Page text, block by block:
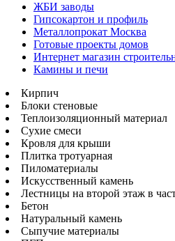
ЖБИ заводы
Гипсокартон и профиль
Металлопрокат Москва
Готовые проекты домов
Интернет магазин
Камины и печи
Кирпич
Блоки стеновые
Теплоизоляционный материал
Сухие смеси
Кровля для крыши
Плитка тротуарная
Пиломатериалы
Искусственный камень
Лестницы на второй этаж в
Бетон
Натуральный камень
Сыпучие материалы